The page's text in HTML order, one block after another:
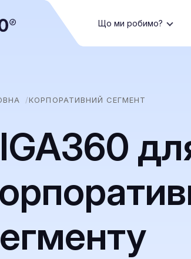
Що ми робимо?
КОРПОРАТИВНИЙ СЕГМЕНТ